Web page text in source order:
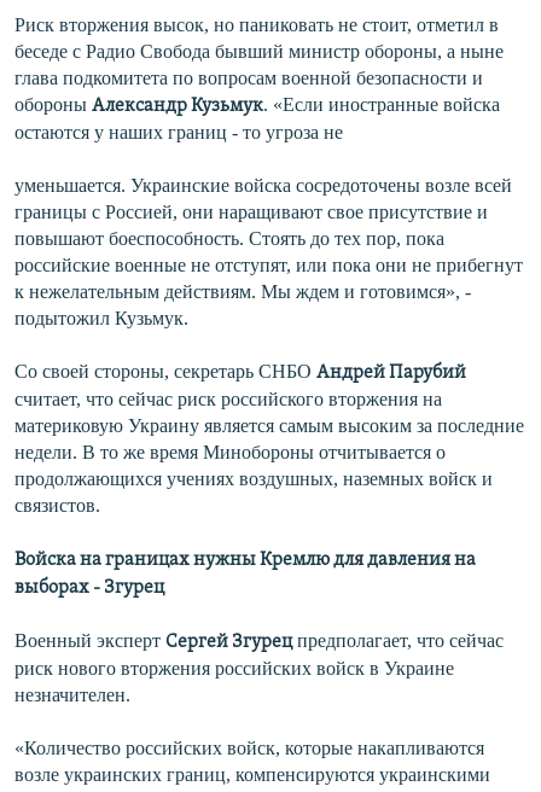
Риск вторжения высок, но паниковать не стоит, отметил в
беседе с Радио Свобода бывший министр обороны, а ныне
глава подкомитета по вопросам военной безопасности и
обороны Александр Кузьмук. «Если иностранные войска
остаются у наших границ - то угроза не
уменьшается. Украинские войска сосредоточены возле всей
границы с Россией, они наращивают свое присутствие и
повышают боеспособность. Стоять до тех пор, пока
российские военные не отступят, или пока они не прибегнут
к нежелательным действиям. Мы ждем и готовимся», -
подытожил Кузьмук.
Со своей стороны, секретарь СНБО Андрей Парубий
считает, что сейчас риск российского вторжения на
материковую Украину является самым высоким за последние
недели. В то же время Минобороны отчитывается о
продолжающихся учениях воздушных, наземных войск и
связистов.
Войска на границах нужны Кремлю для давления на
выборах - Згурец
Военный эксперт Сергей Згурецпредполагает, что сейчас
риск нового вторжения российских войск в Украине
незначителен.
«Количество российских войск, которые накапливаются
возле украинских границ, компенсируются украинскими